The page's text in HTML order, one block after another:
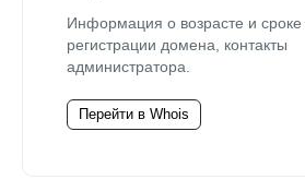
Информация о возрасте и сроке
регистрации домена, контакты
администратора.
Перейти в Whois